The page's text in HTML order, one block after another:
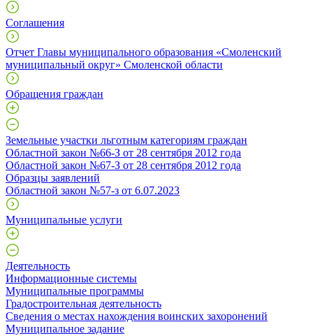
Соглашения
Отчет Главы муниципального образования «Смоленский
муниципальный округ» Смоленской области
Обращения граждан
Земельные участки льготным категориям граждан
Областной закон №66-З от 28 сентября 2012 года
Областной закон №67-З от 28 сентября 2012 года
Образцы заявлений
Областной закон №57-з от 6.07.2023
Муниципальные услуги
Деятельность
Информационные системы
Муниципальные программы
Градостроительная деятельность
Сведения о местах нахождения воинских захоронений
Муниципальное задание